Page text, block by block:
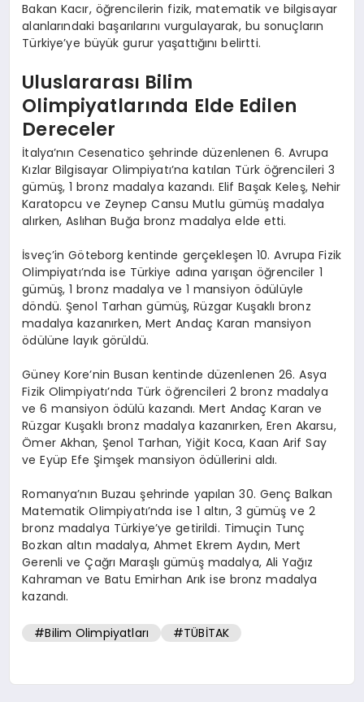
Bakan Kacır, öğrencilerin fizik, matematik ve bilgisayar
alanlarındaki başarılarını vurgulayarak, bu sonuçların
Türkiye’ye büyük gurur yaşattığını belirtti.
Uluslararası Bilim
Olimpiyatlarında Elde Edilen
Dereceler
İtalya’nın Cesenatico şehrinde düzenlenen 6. Avrupa
Kızlar Bilgisayar Olimpiyatı’na katılan Türk öğrencileri 3
gümüş, 1 bronz madalya kazandı. Elif Başak Keleş, Nehir
Karatopcu ve Zeynep Cansu Mutlu gümüş madalya
alırken, Aslıhan Buğa bronz madalya elde etti.
İsveç’in Göteborg kentinde gerçekleşen 10. Avrupa Fizik
Olimpiyatı’nda ise Türkiye adına yarışan öğrenciler 1
gümüş, 1 bronz madalya ve 1 mansiyon ödülüyle
döndü. Şenol Tarhan gümüş, Rüzgar Kuşaklı bronz
madalya kazanırken, Mert Andaç Karan mansiyon
ödülüne layık görüldü.
Güney Kore’nin Busan kentinde düzenlenen 26. Asya
Fizik Olimpiyatı’nda Türk öğrencileri 2 bronz madalya
ve 6 mansiyon ödülü kazandı. Mert Andaç Karan ve
Rüzgar Kuşaklı bronz madalya kazanırken, Eren Akarsu,
Ömer Akhan, Şenol Tarhan, Yiğit Koca, Kaan Arif Say
ve Eyüp Efe Şimşek mansiyon ödüllerini aldı.
Romanya’nın Buzau şehrinde yapılan 30. Genç Balkan
Matematik Olimpiyatı’nda ise 1 altın, 3 gümüş ve 2
bronz madalya Türkiye’ye getirildi. Timuçin Tunç
Bozkan altın madalya, Ahmet Ekrem Aydın, Mert
Gerenli ve Çağrı Maraşlı gümüş madalya, Ali Yağız
Kahraman ve Batu Emirhan Arık ise bronz madalya
kazandı.
#Bilim Olimpiyatları #TÜBİTAK